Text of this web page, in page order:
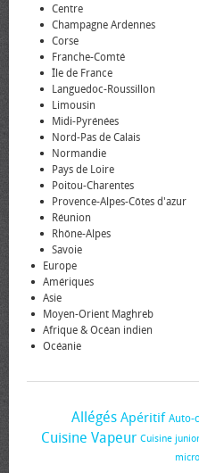
Centre
Champagne Ardennes
Corse
Franche-Comté
Île de France
Languedoc-Roussillon
Limousin
Midi-Pyrénées
Nord-Pas de Calais
Normandie
Pays de Loire
Poitou-Charentes
Provence-Alpes-Côtes d'azur
Réunion
Rhône-Alpes
Savoie
Europe
Amériques
Asie
Moyen-Orient Maghreb
Afrique & Océan indien
Océanie
Allégés Apéritif Auto-
Cuisine Vapeur Cuisine junior